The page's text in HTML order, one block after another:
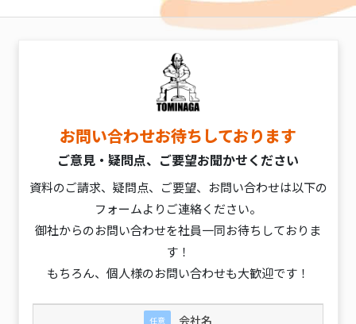
お問い合わせお待ちしております
ご意見・疑問点、ご要望お聞かせください
資料のご請求、疑問点、ご要望、お問い合わせは以下の
フォームよりご連絡ください。
御社からのお問い合わせを社員一同お待ちしておりま
す！
もちろん、個人様のお問い合わせも大歓迎です！
任意 会社名